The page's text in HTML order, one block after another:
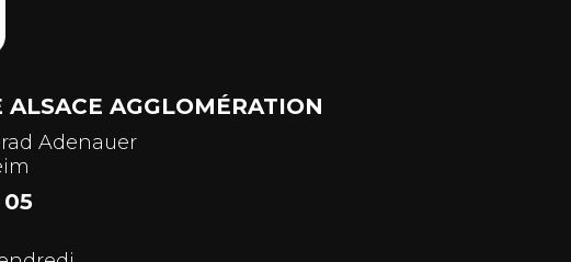
ALSACE AGGLOMÉRATION
Adenauer